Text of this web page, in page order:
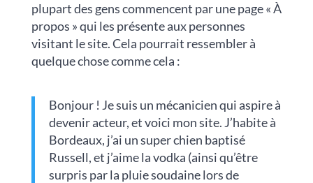
plupart des gens commencent par une page « À
propos » qui les présente aux personnes
visitant le site. Cela pourrait ressembler à
quelque chose comme cela :
Bonjour ! Je suis un mécanicien qui aspire à
devenir acteur, et voici mon site. J’habite à
Bordeaux, j’ai un super chien baptisé
Russell, et j’aime la vodka (ainsi qu’être
surpris par la pluie soudaine lors de